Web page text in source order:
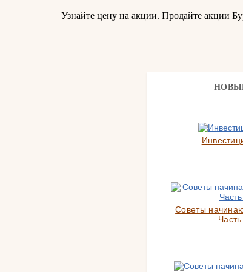
Узнайте цену на акции. Продайте акции
Советы
Часть